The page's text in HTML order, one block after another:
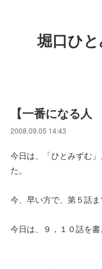
堀口ひ
【一番になる人
2008.09.05 14:43
今日は、「ひとみずむ
た。
今、早い方で、第５話ま
今日は、９，１０話を書